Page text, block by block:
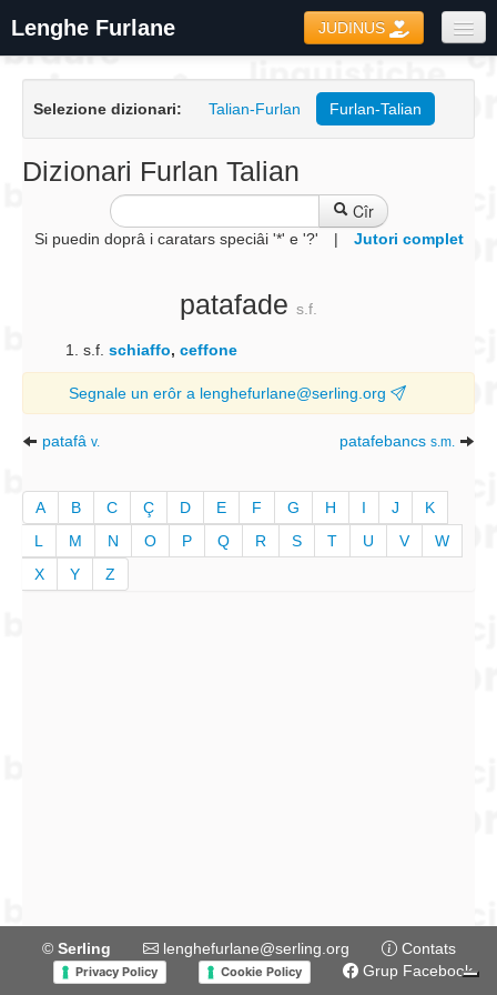
Lenghe Furlane JUDINUS
Formari
Coretôr Ortografic
Informazions
Selezione dizionari: Talian-Furlan Furlan-Talian
Dizionari Furlan Talian
Cîr
Si puedin doprâ i caratars speciâi '*' e '?' | Jutori complet
patafade s.f.
s.f. schiaffo, ceffone
Segnale un erôr a lenghefurlane@serling.org
patafâ v. patafebancs s.m.
A B C Ç D E F G H I J
K
L
M N O P Q R S T U V
W
X
Y Z
© Serling lenghefurlane@serling.org Contats
Privacy Policy Cookie Policy Grup Facebook